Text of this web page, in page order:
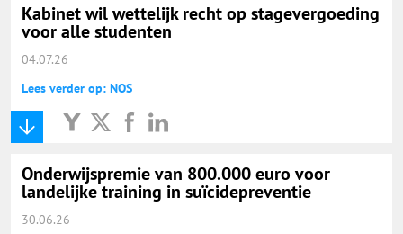
Kabinet wil wettelijk recht op stagevergoeding
voor alle studenten
04.07.26
Lees verder op: NOS
Onderwijspremie van 800.000 euro voor
landelijke training in suïcidepreventie
30.06.26